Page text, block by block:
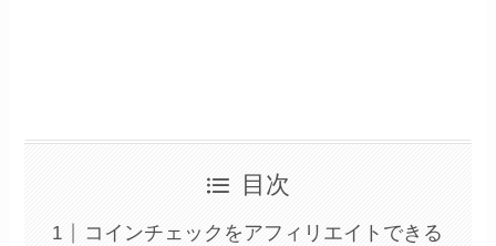
目次
コインチェックをアフィリエイトできる